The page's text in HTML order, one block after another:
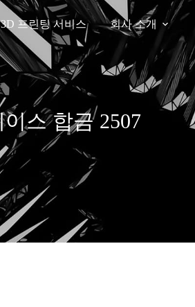
3D 프린팅 서비스 회사 소개
스 합금 2507